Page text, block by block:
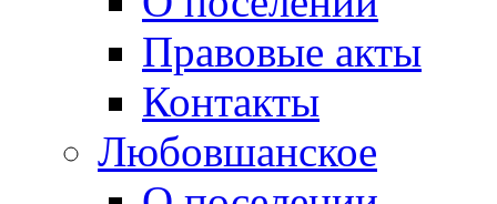
Правовые акты
Контакты
Любовшанское